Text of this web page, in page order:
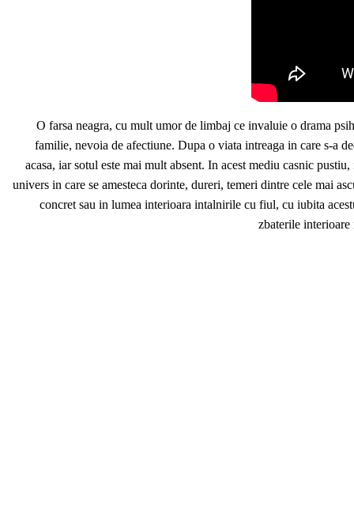
O farsa neagra, cu mult umor de limbaj ce invaluie o drama
familie, nevoia de afectiune. Dupa o viata intreaga in care s-a
acasa, iar sotul este mai mult absent. In acest mediu casnic
univers in care se amesteca dorinte, dureri, temeri dintre cele mai
concret sau in lumea interioara intalnirile cu fiul, cu iubita
zbaterile